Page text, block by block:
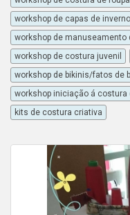
workshop de capas de inverno
workshop de manuseamento
workshop de costura juvenil
workshop de bikinis/fatos de
workshop iniciação á
kits de costura criativa